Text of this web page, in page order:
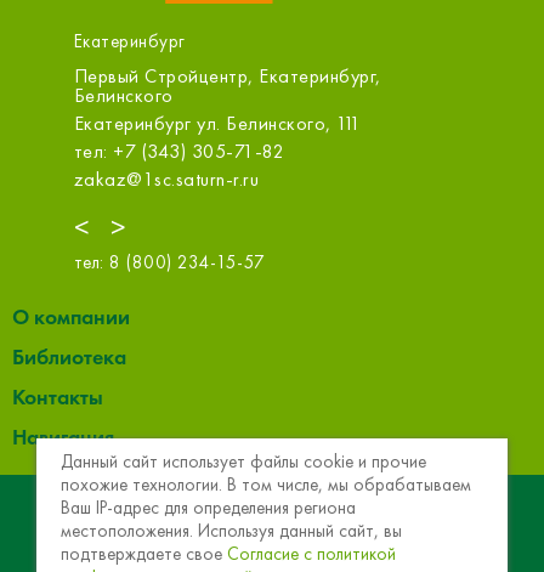
Екатеринбург
<
Первый Стройцентр, Екатеринбург,
Белинского
Екатеринбург ул. Белинского, 111
тел: +7 (343) 305-71-82
zakaz@1sc.saturn-r.ru
>
тел: 8 (800) 234-15-57
О компании
Библиотека
Контакты
Навигация
© 2013 - 2026 Эковер. Базальтовая теплоизоляция и
звукоизоляция
Данный сайт использует файлы cookie и прочие
похожие технологии. В том числе, мы обрабатываем
Ваш IP-адрес для определения региона
местоположения. Используя данный сайт, вы
подтверждаете свое Согласие с политикой